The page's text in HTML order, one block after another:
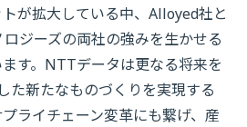
が拡大している中、Alloyed社と
ジーズの両社の強みを生かせる
す。NTTデータは更なる将来を
た新たなものづくりを実現する
ライチェーン変革にも繋げ、産